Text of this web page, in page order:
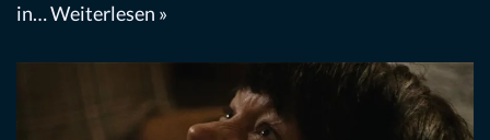
in…Weiterlesen »